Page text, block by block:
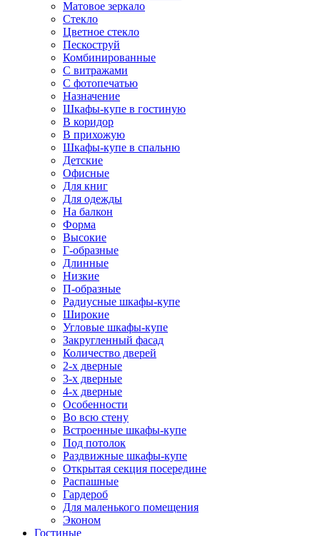
Матовое зеркало
Стекло
Цветное стекло
Пескоструй
Комбинированные
С витражами
С фотопечатью
Назначение
Шкафы-купе в гостиную
В коридор
В прихожую
Шкафы-купе в спальню
Детские
Офисные
Для книг
Для одежды
На балкон
Форма
Высокие
Г-образные
Длинные
Низкие
П-образные
Радиусные шкафы-купе
Широкие
Угловые шкафы-купе
Закругленный фасад
Количество дверей
2-х дверные
3-х дверные
4-х дверные
Особенности
Во всю стену
Встроенные шкафы-купе
Под потолок
Раздвижные шкафы-купе
Открытая секция посередине
Распашные
Гардероб
Для маленького помещения
Эконом
Гостиные